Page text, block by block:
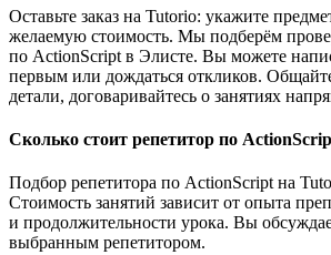
Оставьте заказ на Tutorio: укажите
желаемую стоимость. Мы подберём
по ActionScript в Элисте. Вы можете
первым или дождаться откликов.
детали, договаривайтесь о занятиях
Сколько стоит репетитор по
Подбор репетитора по ActionScript на
Стоимость занятий зависит от опыта
и продолжительности урока. Вы
выбранным репетитором.